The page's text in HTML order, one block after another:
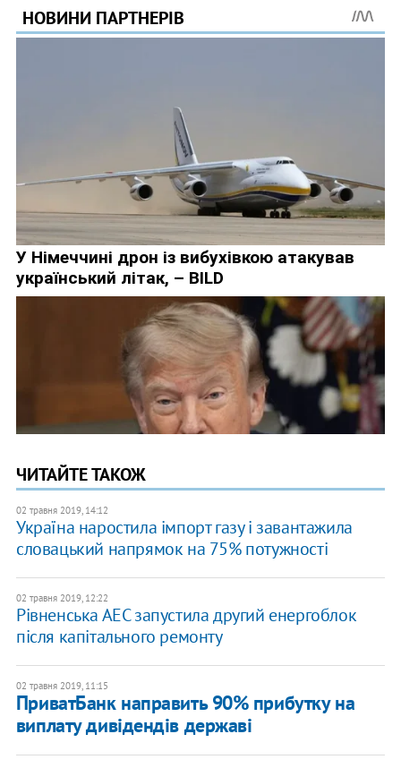
ЧИТАЙТЕ ТАКОЖ
02 травня 2019, 14:12
Україна наростила імпорт газу і завантажила
словацький напрямок на 75% потужності
02 травня 2019, 12:22
Рівненська АЕС запустила другий енергоблок
після капітального ремонту
02 травня 2019, 11:15
ПриватБанк направить 90% прибутку на
виплату дивідендів державі